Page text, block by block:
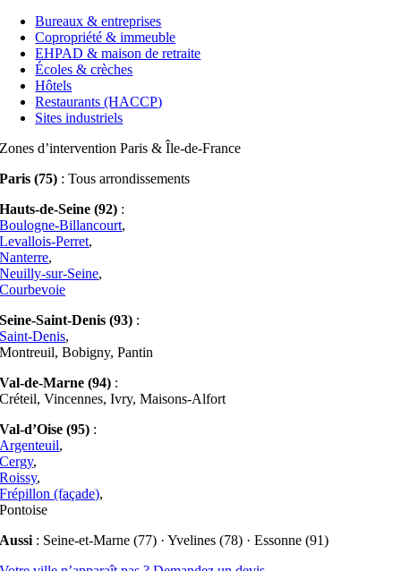
Bureaux & entreprises
Copropriété & immeuble
EHPAD & maison de retraite
Écoles & crèches
Hôtels
Restaurants (HACCP)
Sites industriels
Zones d’intervention Paris & Île-de-France
Paris (75) : Tous arrondissements
Hauts-de-Seine (92) :
Boulogne-Billancourt,
Levallois-Perret,
Nanterre,
Neuilly-sur-Seine,
Courbevoie
Seine-Saint-Denis (93) :
Saint-Denis,
Montreuil, Bobigny, Pantin
Val-de-Marne (94) :
Créteil, Vincennes, Ivry, Maisons-Alfort
Val-d’Oise (95) :
Argenteuil,
Cergy,
Roissy,
Frépillon (façade),
Pontoise
Aussi : Seine-et-Marne (77) · Yvelines (78) · Essonne (91)